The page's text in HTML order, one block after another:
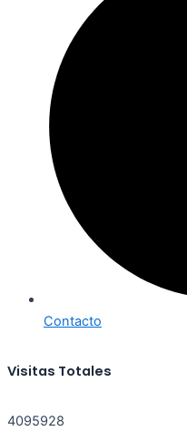
Contacto
Visitas Totales
4095928